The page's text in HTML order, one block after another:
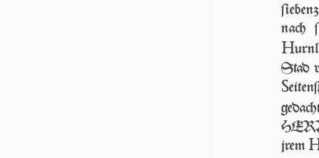
nach
H
Stad
S
jrem